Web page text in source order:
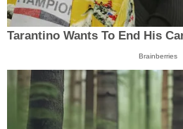
Tarantino Wants To End His
Brainberries